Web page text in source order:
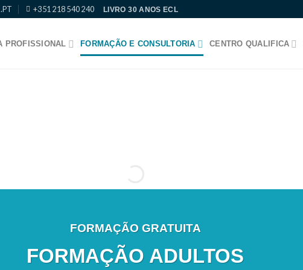
+351 218 540 240 LIVRO 30 ANOS ECL
PROFISSIONAL FORMAÇÃO E CONSULTORIA CENTRO QUALIFICA
FORMAÇÃO GRATUITA
FORMAÇÃO ADULTOS